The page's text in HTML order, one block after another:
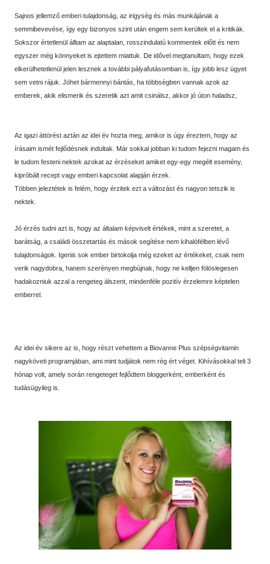
Sajnos jellemző emberi tulajdonság, az irigység és más munkájának a
semmibevevése, így egy bizonyos szint után engem sem kerültek el a kritikák.
Sokszor értetlenül álltam az alaptalan, rosszindulatú kommentek előtt és nem
egyszer még könnyeket is ejtettem miattuk. De idővel megtanultam, hogy ezek
elkerülhetetlenül jelen lesznek a további pályafutásomban is, így jobb lesz ügyet
sem vetni rájuk. Jöhet bármennyi bántás, ha többségben vannak azok az
emberek, akik elismerik és szeretik azt amit csinálsz, akkor jó úton haladsz,
Az igazi áttörést aztán az idei év hozta meg, amikor is úgy éreztem, hogy az
írásaim ismét fejlődésnek indultak. Már sokkal jobban ki tudom fejezni magam és
le tudom festeni nektek azokat az érzéseket amiket egy-egy megélt esemény,
kipróbált recept vagy emberi kapcsolat alapján érzek.
Többen jeleztétek is felém, hogy érzitek ezt a változást és nagyon tetszik is
nektek.
Jó érzés tudni azt is, hogy az általam képviselt értékek, mint a szeretet, a
barátság, a családi összetartás és mások segítése nem kihalófélben lévő
tulajdonságok. Igenis sok ember birtokolja még ezeket az értékeket, csak nem
verik nagydobra, hanem szerényen megbújnak, hogy ne kelljen fölöslegesen
hadakozniuk azzal a rengeteg álszent, mindenféle pozitív érzelemre képtelen
emberrel.
Az idei év sikere az is, hogy részt vehettem a Biovanne Plus szépségvitamin
nagyköveti programjában, ami mint tudjátok nem rég ért véget. Kihívásokkal teli 3
hónap volt, amely során rengeteget fejlődtem bloggerként, emberként és
tudásügyileg is.